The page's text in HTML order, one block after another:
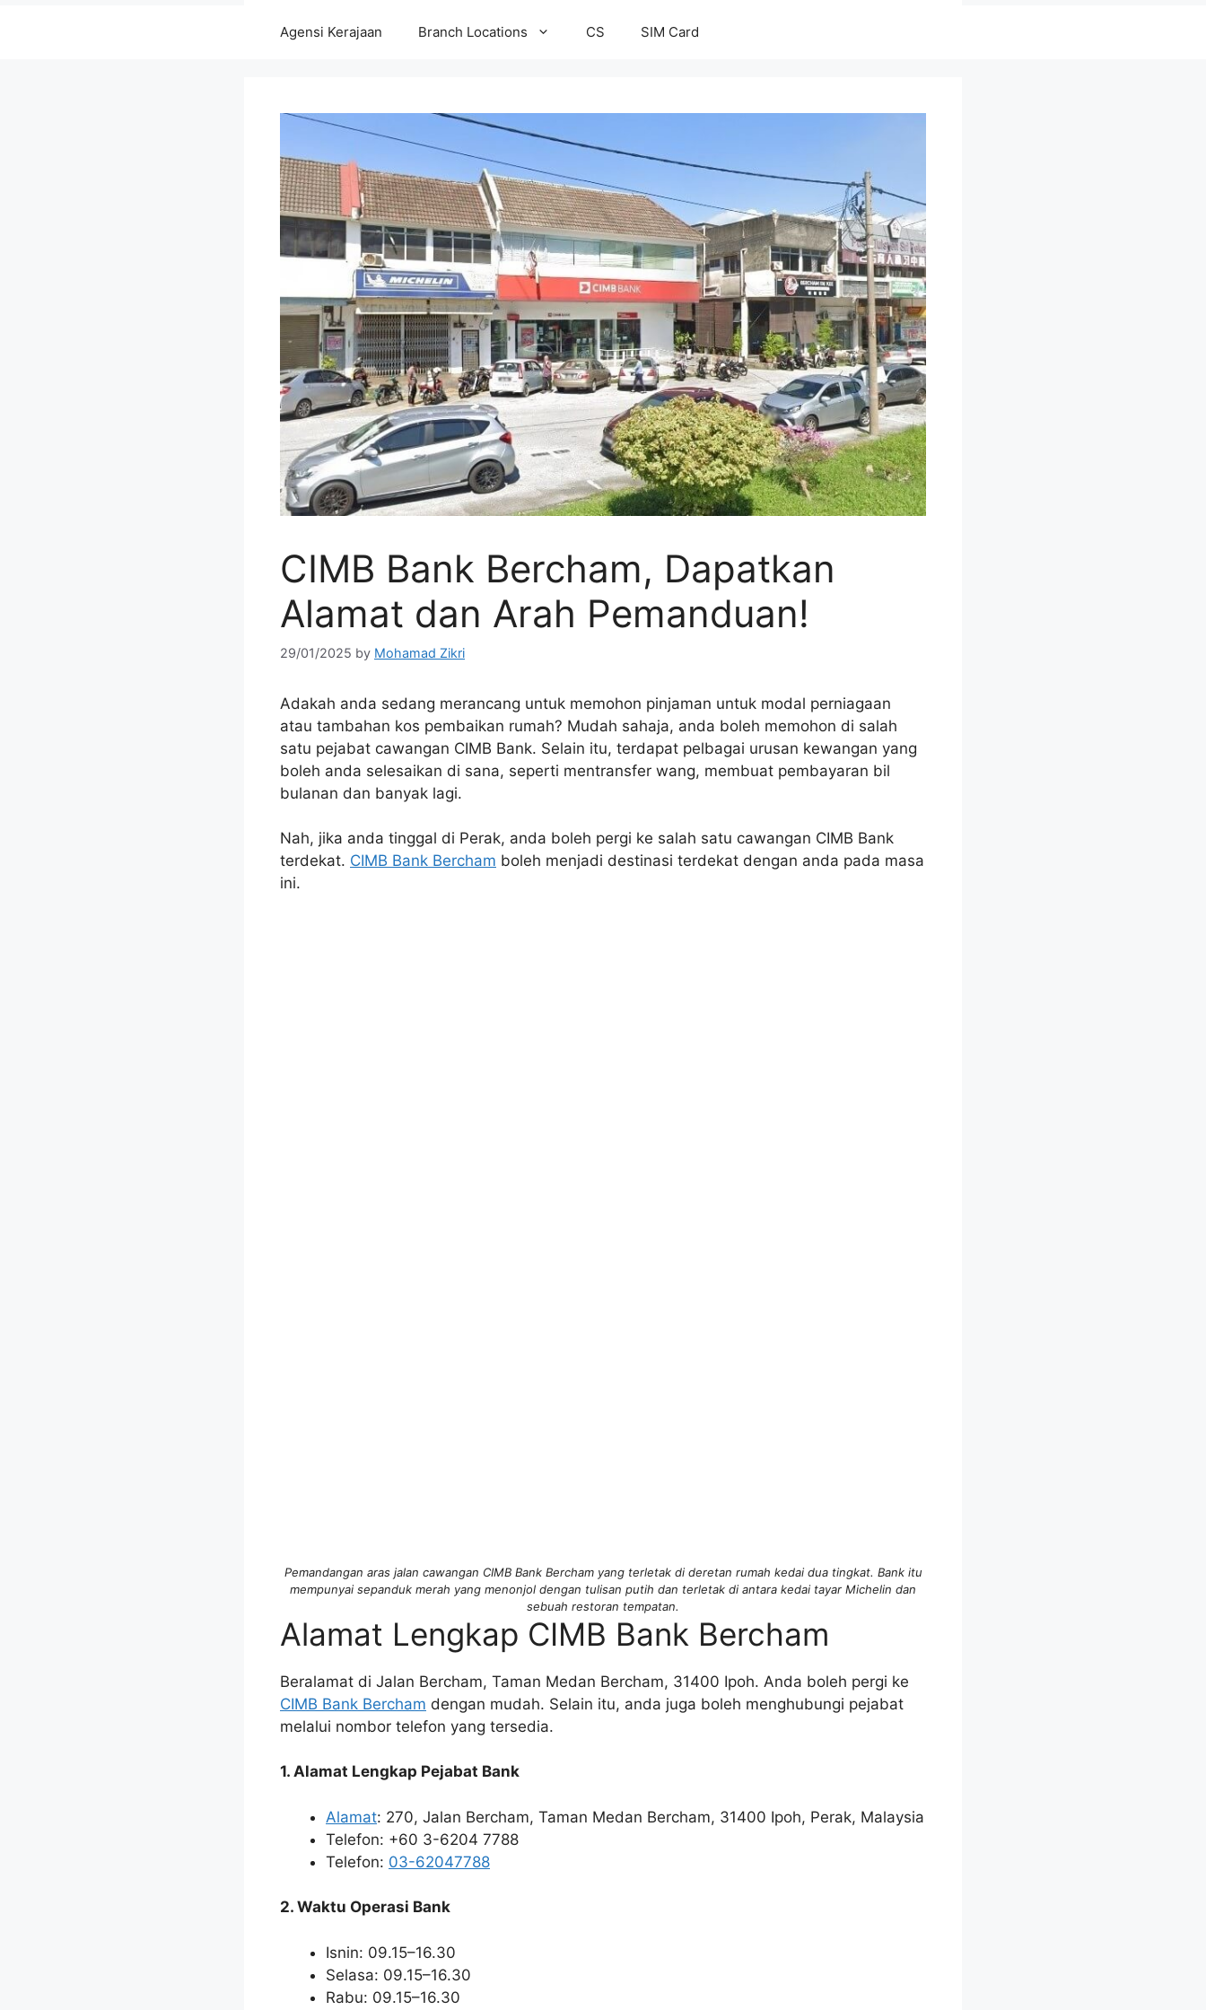
Agensi Kerajaan Branch Locations CS SIM Card
CIMB Bank Bercham, Dapatkan
Alamat dan Arah Pemanduan!
29/01/2025 by Mohamad Zikri
Adakah anda sedang merancang untuk memohon pinjaman untuk modal perniagaan
atau tambahan kos pembaikan rumah? Mudah sahaja, anda boleh memohon di salah
satu pejabat cawangan CIMB Bank. Selain itu, terdapat pelbagai urusan kewangan yang
boleh anda selesaikan di sana, seperti mentransfer wang, membuat pembayaran bil
bulanan dan banyak lagi.
Nah, jika anda tinggal di Perak, anda boleh pergi ke salah satu cawangan CIMB Bank
terdekat. CIMB Bank Bercham boleh menjadi destinasi terdekat dengan anda pada masa
ini.
Pemandangan aras jalan cawangan CIMB Bank Bercham yang terletak di deretan rumah kedai dua tingkat. Bank itu
mempunyai sepanduk merah yang menonjol dengan tulisan putih dan terletak di antara kedai tayar Michelin dan
sebuah restoran tempatan.
Alamat Lengkap CIMB Bank Bercham
Beralamat di Jalan Bercham, Taman Medan Bercham, 31400 Ipoh. Anda boleh pergi ke
CIMB Bank Bercham dengan mudah. Selain itu, anda juga boleh menghubungi pejabat
melalui nombor telefon yang tersedia.
1. Alamat Lengkap Pejabat Bank
Alamat: 270, Jalan Bercham, Taman Medan Bercham, 31400 Ipoh, Perak, Malaysia
Telefon: +60 3-6204 7788
Telefon: 03-62047788
2. Waktu Operasi Bank
Isnin: 09.15–16.30
Selasa: 09.15–16.30
Rabu: 09.15–16.30